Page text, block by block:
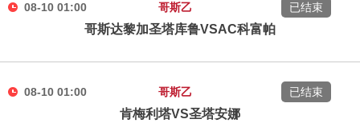
08-10 01:00 哥斯乙
哥斯达黎加圣塔库鲁VSAC科富帕
已结束
08-10 01:00 哥斯乙
肯梅利塔VS圣塔安娜
已结束